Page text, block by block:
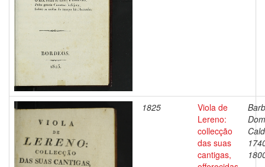
1825
Viola de
Lereno:
collecção
das suas
cantigas,